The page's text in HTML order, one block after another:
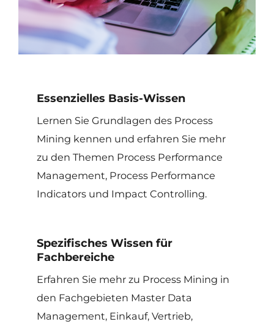
Essenzielles Basis-Wissen
Lernen Sie Grundlagen des Process
Mining kennen und erfahren Sie mehr
zu den Themen Process Performance
Management, Process Performance
Indicators und Impact Controlling.
Spezifisches Wissen für
Fachbereiche
Erfahren Sie mehr zu Process Mining in
den Fachgebieten Master Data
Management, Einkauf, Vertrieb,